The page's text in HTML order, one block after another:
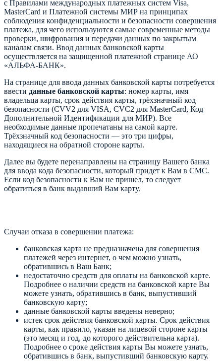
с Правилами международных платежных систем Visa,
MasterCard и Платежной системы МИР на принципах
соблюдения конфиденциальности и безопасности совершения
платежа, для чего используются самые современные методы
проверки, шифрования и передачи данных по закрытым
каналам связи. Ввод данных банковской карты
осуществляется на защищенной платежной странице АО
«АЛЬФА-БАНК».
На странице для ввода данных банковской карты потребуется
ввести данные банковской карты: номер карты, имя
владельца карты, срок действия карты, трёхзначный код
безопасности (CVV2 для VISA, CVC2 для MasterCard, Код
Дополнительной Идентификации для МИР). Все
необходимые данные пропечатаны на самой карте.
Трёхзначный код безопасности — это три цифры,
находящиеся на обратной стороне карты.
Далее вы будете перенаправлены на страницу Вашего банка
для ввода кода безопасности, который придет к Вам в СМС.
Если код безопасности к Вам не пришел, то следует
обратиться в банк выдавший Вам карту.
Случаи отказа в совершении платежа:
банковская карта не предназначена для совершения
платежей через интернет, о чем можно узнать,
обратившись в Ваш Банк;
недостаточно средств для оплаты на банковской карте.
Подробнее о наличии средств на банковской карте Вы
можете узнать, обратившись в банк, выпустивший
банковскую карту;
данные банковской карты введены неверно;
истек срок действия банковской карты. Срок действия
карты, как правило, указан на лицевой стороне карты
(это месяц и год, до которого действительна карта).
Подробнее о сроке действия карты Вы можете узнать,
обратившись в банк, выпустивший банковскую карту.